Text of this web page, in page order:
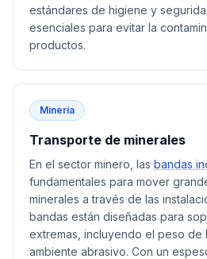
estándares de higiene y
esenciales para evitar la
productos.
Minería
Transporte de minerales
En el sector minero, las bandas
fundamentales para mover
minerales a través de las
bandas están diseñadas para
extremas, incluyendo el peso de
ambiente abrasivo. Con un